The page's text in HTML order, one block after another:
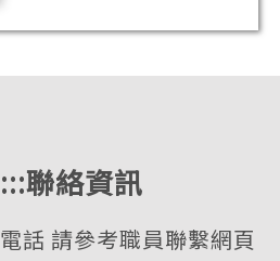
:::聯絡資訊
電話 請參考職員聯繫網頁